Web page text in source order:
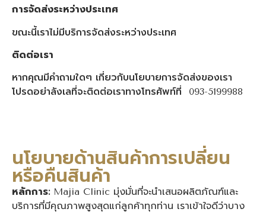
การจัดส่งระหว่างประเทศ
ขณะนี้เราไม่มีบริการจัดส่งระหว่างประเทศ
ติดต่อเรา
หากคุณมีคำถามใดๆ เกี่ยวกับนโยบายการจัดส่งของเรา
โปรดอย่าลังเลที่จะติดต่อเราทางโทรศัพท์ที่ 093-5199988
นโยบายด้านสินค้าการเปลี่ยน
หรือคืนสินค้า
หลักการ:Majia Clinic มุ่งมั่นที่จะนำเสนอผลิตภัณฑ์และ
บริการที่มีคุณภาพสูงสุดแก่ลูกค้าทุกท่าน เราเข้าใจดีว่าบาง